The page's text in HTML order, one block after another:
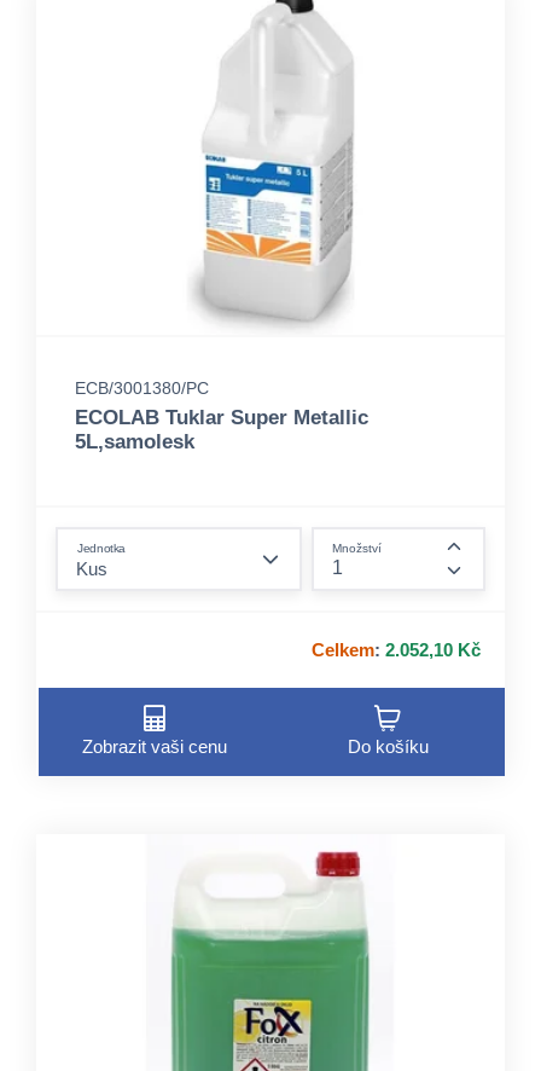
ECB/3001380/PC
ECOLAB Tuklar Super Metallic
5L,samolesk
Jednotka Množství
Celkem: 2.052,10 Kč
Zobrazit vaši cenu Do košíku